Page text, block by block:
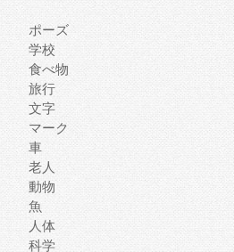
ポーズ
学校
食べ物
旅行
文字
マーク
車
老人
動物
魚
人体
科学